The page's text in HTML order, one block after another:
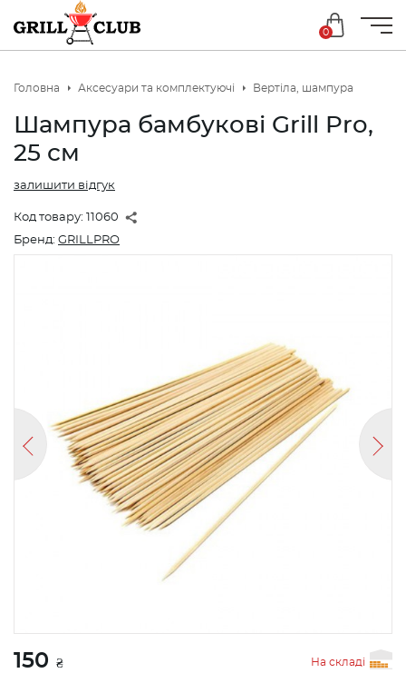
0
Головна Аксесуари та комплектуючі Вертіла, шампура
Шампура бамбукові Grill Pro,
25 см
Код товару: 11060
залишити відгук
Бренд: GRILLPRO
150 ₴ На складі